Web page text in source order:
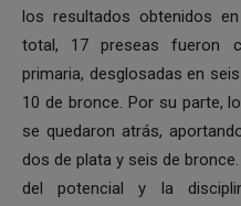
los resultados obtenidos
total, 17 preseas fueron
primaria, desglosadas en
10 de bronce. Por su parte,
se quedaron atrás,
dos de plata y seis de
del potencial y la